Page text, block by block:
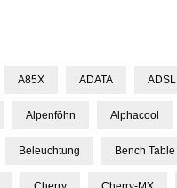
A85X ADATA ADSL
Alpenföhn Alphacool
Beleuchtung Bench Table